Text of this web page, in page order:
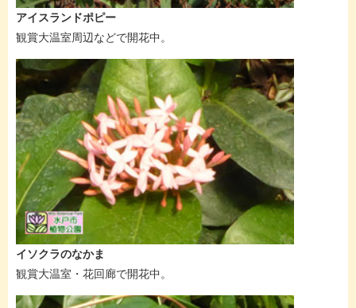
アイスランドポピー
観賞大温室周辺などで開花中。
イソクラのなかま
観賞大温室・花回廊で開花中。